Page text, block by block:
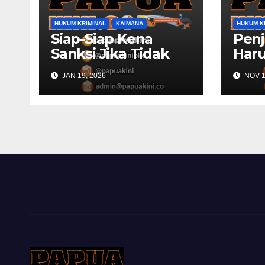
HUKUM KRIMINAL KAIMANA
Siap-Siap Kena
Sanksi Jika Tidak
Publikasikan Dana
Desa
JAN 19, 2026
HUKUM
NOV